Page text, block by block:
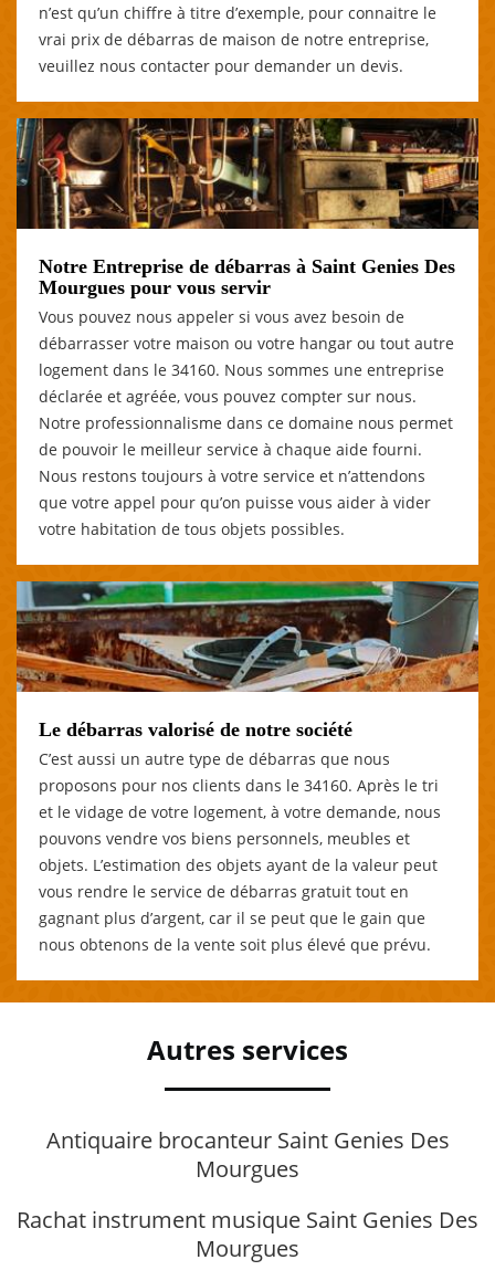
n’est qu’un chiffre à titre d’exemple, pour connaitre le
vrai prix de débarras de maison de notre entreprise,
veuillez nous contacter pour demander un devis.
Notre Entreprise de débarras à Saint Genies Des
Mourgues pour vous servir
Vous pouvez nous appeler si vous avez besoin de
débarrasser votre maison ou votre hangar ou tout autre
logement dans le 34160. Nous sommes une entreprise
déclarée et agréée, vous pouvez compter sur nous.
Notre professionnalisme dans ce domaine nous permet
de pouvoir le meilleur service à chaque aide fourni.
Nous restons toujours à votre service et n’attendons
que votre appel pour qu’on puisse vous aider à vider
votre habitation de tous objets possibles.
Le débarras valorisé de notre société
C’est aussi un autre type de débarras que nous
proposons pour nos clients dans le 34160. Après le tri
et le vidage de votre logement, à votre demande, nous
pouvons vendre vos biens personnels, meubles et
objets. L’estimation des objets ayant de la valeur peut
vous rendre le service de débarras gratuit tout en
gagnant plus d’argent, car il se peut que le gain que
nous obtenons de la vente soit plus élevé que prévu.
Autres services
Antiquaire brocanteur Saint Genies Des
Mourgues
Rachat instrument musique Saint Genies Des
Mourgues